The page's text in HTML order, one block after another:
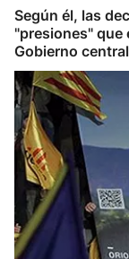
Según él, las
"presiones" que
Gobierno